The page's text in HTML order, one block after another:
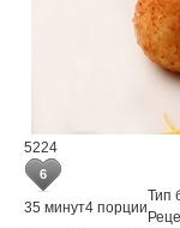
5224
6
35 минут4 порции
Тип